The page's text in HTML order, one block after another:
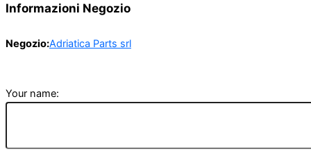
Informazioni Negozio
Negozio:Adriatica Parts srl
Your name: